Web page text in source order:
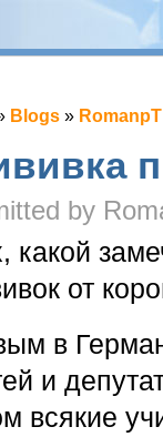
Blogs »
by
какой
от
в
и
всякие